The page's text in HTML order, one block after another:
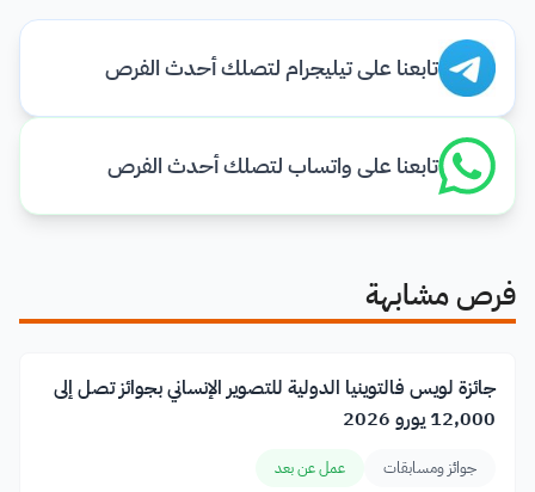
تابعنا على تيليجرام لتصلك أحدث الفرص
تابعنا على واتساب لتصلك أحدث الفرص
فرص مشابهة
جائزة لويس فالتوينيا الدولية للتصوير الإنساني بجوائز تصل إلى
12,000 يورو 2026
جوائز ومسابقات عمل عن بعد